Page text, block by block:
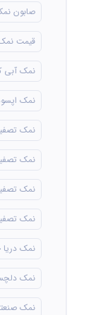
صابون
قیمت
نمک آبی
نمک
نمک
نمک
نمک
نمک
نمک دریا
نمک
نمک